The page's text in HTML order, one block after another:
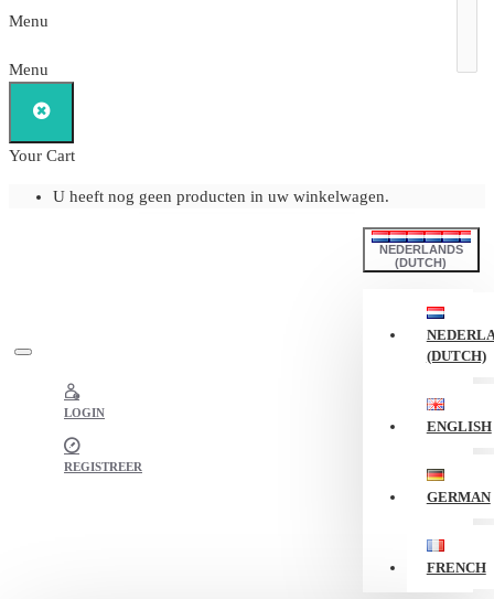
Menu
Menu
Your Cart
U heeft nog geen producten in uw winkelwagen.
LOGIN
REGISTREER
NEDERLANDS
(DUTCH)
(DUTCH)
ENGLISH
GERMAN
FRENCH